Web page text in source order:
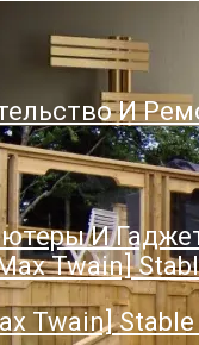
И
И
Twain]